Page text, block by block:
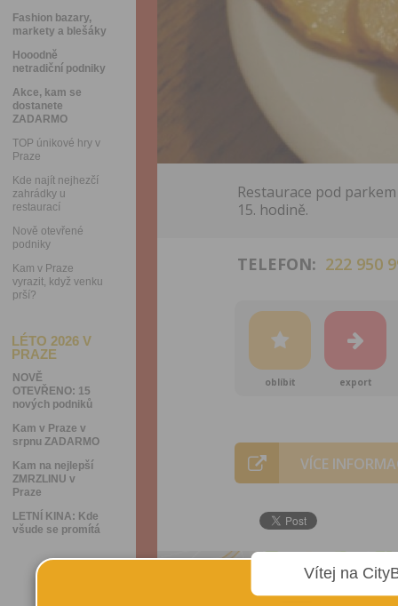
Fashion bazary,
markety a blešáky
Hooodně
netradiční podniky
Akce, kam se
dostanete
ZADARMO
TOP únikové hry v
Praze
Kde najít nejhezčí
zahrádky u
restaurací
Nově otevřené
podniky
Kam v Praze
vyrazit, když venku
prší?
LÉTO 2026 V
PRAZE
NOVĚ
OTEVŘENO: 15
nových podniků
Kam v Praze v
srpnu ZADARMO
Kam na nejlepší
ZMRZLINU v
Praze
LETNÍ KINA: Kde
všude se promítá
Restaurace pod
15. hodině.
TELEFON: 222 950
oblíbit export
VÍCE
Vítej na